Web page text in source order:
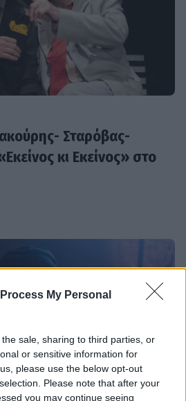
My Personal
sale, sharing to third parties, or
or sensitive information for
please use the below opt-out
Please note that after your
you may continue seeing
Σταρόβας-
κι Εκείνος» στο